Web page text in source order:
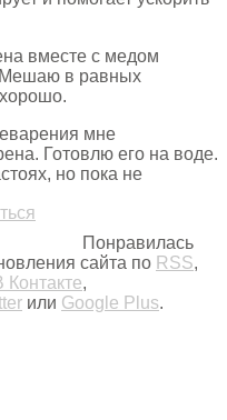
вместе с медом
Мешаю в равных
мне
Готовлю его на воде.
но пока не
Понравилась
сайта по RSS,
Контакте,
или Google Plus.